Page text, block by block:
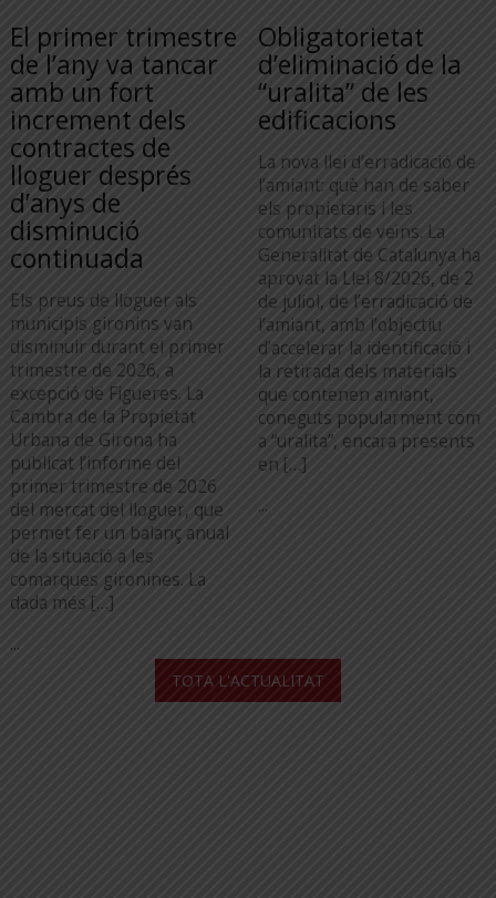
El primer trimestre
de l’any va tancar
amb un fort
increment dels
contractes de
lloguer després
d’anys de
disminució
continuada
Els preus de lloguer als
municipis gironins van
disminuir durant el primer
trimestre de 2026, a
excepció de Figueres. La
Cambra de la Propietat
Urbana de Girona ha
publicat l’informe del
primer trimestre de 2026
del mercat del lloguer, que
permet fer un balanç anual
de la situació a les
comarques gironines. La
dada més […]
...
Obligatorietat
d’eliminació de la
“uralita” de les
edificacions
La nova llei d’erradicació de
l’amiant: què han de saber
els propietaris i les
comunitats de veïns. La
Generalitat de Catalunya ha
aprovat la Llei 8/2026, de 2
de juliol, de l’erradicació de
l’amiant, amb l’objectiu
d’accelerar la identificació i
la retirada dels materials
que contenen amiant,
coneguts popularment com
a “uralita”, encara presents
en […]
...
TOTA L'ACTUALITAT